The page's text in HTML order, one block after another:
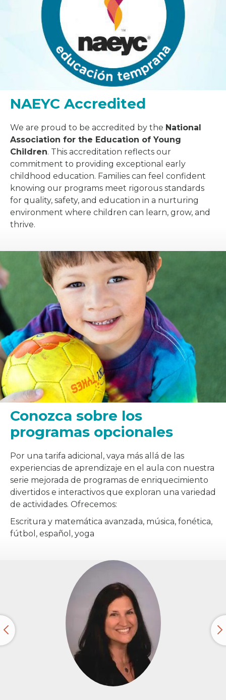
NAEYC Accredited
We are proud to be accredited by the National
Association for the Education of Young
Children. This accreditation reflects our
commitment to providing exceptional early
childhood education. Families can feel confident
knowing our programs meet rigorous standards
for quality, safety, and education in a nurturing
environment where children can learn, grow, and
thrive.
Conozca sobre los
programas opcionales
Por una tarifa adicional, vaya más allá de las
experiencias de aprendizaje en el aula con nuestra
serie mejorada de programas de enriquecimiento
divertidos e interactivos que exploran una variedad
de actividades. Ofrecemos:
Escritura y matemática avanzada, música, fonética,
fútbol, español, yoga